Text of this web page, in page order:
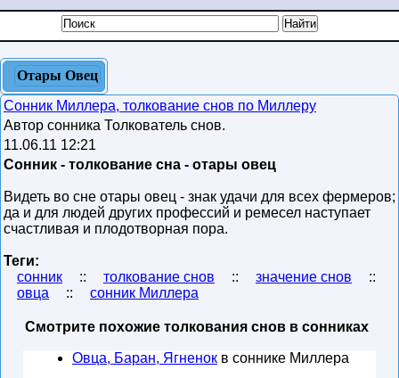
Отары Овец
Сонник Миллера, толкование снов по Миллеру
Автор сонника Толкователь снов.
11.06.11 12:21
Сонник - толкование сна - отары овец
Видеть во сне отары овец - знак удачи для всех фермеров;
да и для людей других профессий и ремесел наступает
счастливая и плодотворная пора.
Теги:
сонник
:: толкование снов :: значение снов
::
овца
:: сонник Миллера
Смотрите похожие толкования снов в сонниках
Овца, Баран, Ягненок в соннике Миллера